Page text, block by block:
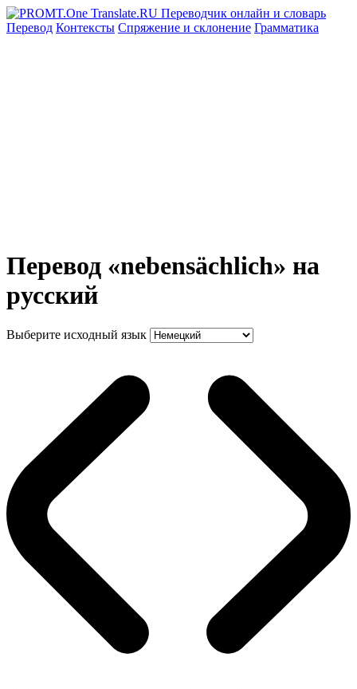
Перевод Контексты Спряжение и склонение Грамматика
Перевод «nebensächlich» на
русский
Выберите исходный язык